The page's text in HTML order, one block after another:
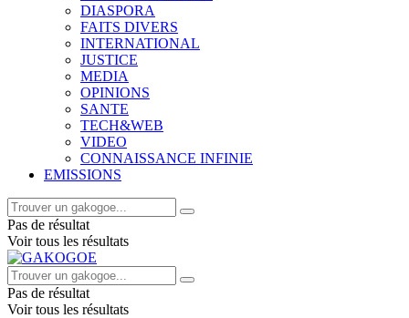
DIASPORA
FAITS DIVERS
INTERNATIONAL
JUSTICE
MEDIA
OPINIONS
SANTE
TECH&WEB
VIDEO
CONNAISSANCE INFINIE
EMISSIONS
Pas de résultat
Voir tous les résultats
Pas de résultat
Voir tous les résultats